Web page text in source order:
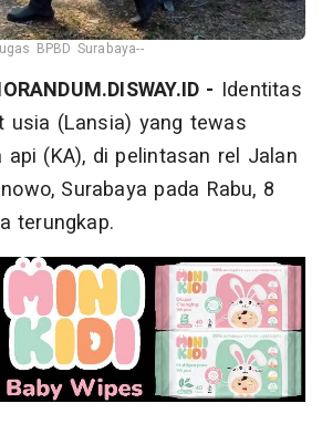
BPBD Surabaya--
- Identitas
usia (Lansia) yang tewas
(KA), di pelintasan rel Jalan
Surabaya pada Rabu, 8
terungkap.